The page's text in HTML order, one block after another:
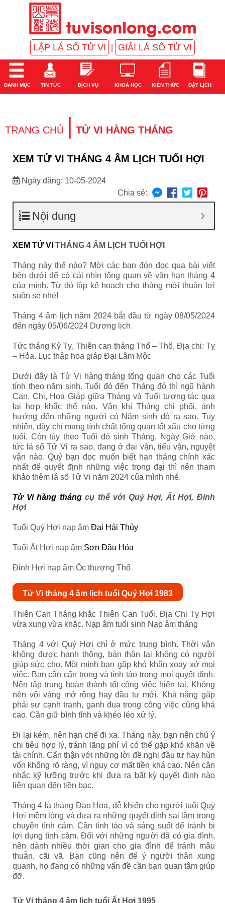
LẬP LÁ SỐ TỬ VI GIẢI LÁ SỐ TỬ VI
DANH MỤC TIN TỨC DỊCH VỤ KHOÁ HỌC KIẾN THỨC ĐẶT LỊCH
TRANG CHỦ | TỬ VI HÀNG THÁNG
XEM TỬ VI THÁNG 4 ÂM LỊCH TUỔI HỢI
Ngày đăng: 10-05-2024
Chia sẻ:
Nội dung
XEM TỬ VI THÁNG 4 ÂM LỊCH TUỔI HỢI
Tháng này thế nào? Mời các bạn đón đọc qua bài viết
bên dưới để có cái nhìn tổng quan về vận hạn tháng 4
của mình. Từ đó lập kế hoạch cho tháng mới thuận lợi
suôn sẻ nhé!
Tháng 4 âm lịch năm 2024 bắt đầu từ ngày 08/05/2024
đến ngày 05/06/2024 Dương lịch
Tức tháng Kỷ Tỵ, Thiên can tháng Thổ – Thổ, Địa chi: Tỵ
– Hỏa. Lục thập hoa giáp Đại Lâm Mộc
Dưới đây là Tử Vi hàng tháng tổng quan cho các Tuổi
tính theo năm sinh. Tuổi đó đến Tháng đó thì ngũ hành
Can, Chi, Hoa Giáp giữa Tháng và Tuổi tương tác qua
lại hợp khắc thế nào. Vận khí Tháng chi phối, ảnh
hưởng đến những người có Năm sinh đó ra sao. Tuy
nhiên, đây chỉ mang tính chất tổng quan tốt xấu cho từng
tuổi. Còn tùy theo Tuổi đó sinh Tháng, Ngày Giờ nào,
tức lá số Tử Vi ra sao, đang ở đại vận, tiểu vận, nguyệt
vận nào. Quý bạn đọc muốn biết hạn tháng chính xác
nhất để quyết định những việc trọng đại thì nên tham
khảo thêm lá số Tử Vi năm 2024 của mình nhé.
Tử Vi hàng thángcụ thể với Quý Hợi, Ất Hợi, Đinh
Hợi
Tuổi Quý Hợi nạp âm Đại Hải Thủy
Tuổi Ất Hợi nạp âm Sơn Đầu Hỏa
Đinh Hợi nạp âm Ốc thượng Thổ
Tử Vi tháng 4 âm lịch tuổi Quý Hợi 1983
Thiên Can Tháng khắc Thiên Can Tuổi. Địa Chi Tỵ Hợi
vừa xung vừa khắc. Nạp âm tuổi sinh Nạp âm tháng
Tháng 4 với Quý Hợi chỉ ở mức trung bình. Thời vận
không được hanh thông, bản thân lại không có người
giúp sức cho. Một mình bạn gặp khó khăn xoay xở mọi
việc. Bạn cần cẩn trọng và tỉnh táo trong mọi quyết định.
Nên tập trung hoàn thành tốt công việc hiện tại. Không
nên vội vàng mở rộng hay đầu tư mới. Khả năng gặp
phải sự cạnh tranh, ganh đua trong công việc cũng khá
cao. Cần giữ bình tĩnh và khéo léo xử lý.
Đi lại kém, nên hạn chế đi xa. Tháng này, bạn nên chú ý
chi tiêu hợp lý, tránh lãng phí vì có thể gặp khó khăn về
tài chính. Cẩn thận với những lời đề nghị đầu tư hay hùn
vốn không rõ ràng, vì nguy cơ mất tiền khá cao. Nên cân
nhắc kỹ lưỡng trước khi đưa ra bất kỳ quyết định nào
liên quan đến tiền bạc.
Tháng 4 là tháng Đào Hoa, dễ khiến cho người tuổi Quý
Hợi mềm lòng và đưa ra những quyết định sai lầm trong
chuyện tình cảm. Cần tỉnh táo và sáng suốt để tránh bị
lợi dụng tình cảm. Đối với những người đã có gia đình,
nên dành nhiều thời gian cho gia đình để tránh mâu
thuẫn, cãi vã. Bạn cũng nên để ý người thân xung
quanh, họ đang có những vấn đề cần bạn quan tâm giúp
đỡ.
Tử Vi tháng 4 âm lịch tuổi Ất Hợi 1995